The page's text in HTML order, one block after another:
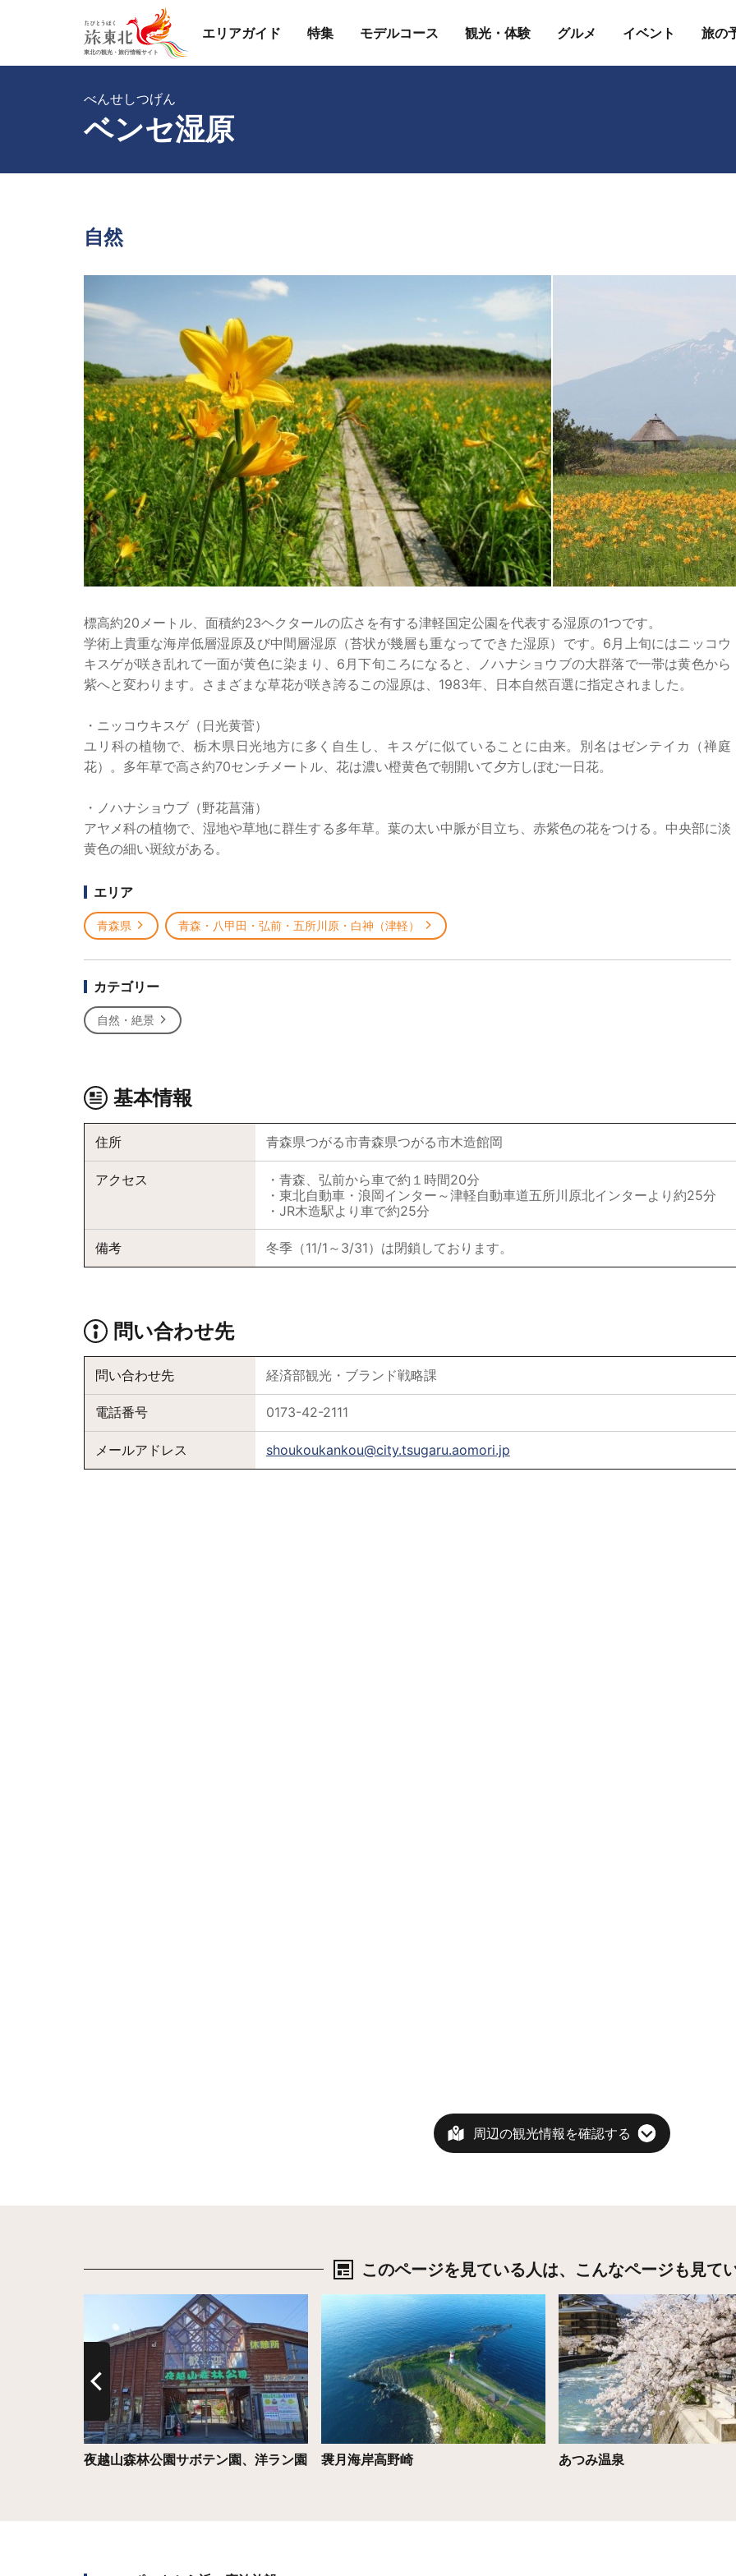
エリアガイド 特集 モデルコース 観光・体験 グルメ イベント 旅の
ベンセ湿原
べんせしつげん
自然
標高約20メートル、面積約23ヘクタールの広さを有する津軽国定公園を代表する湿原の1つです。
学術上貴重な海岸低層湿原及び中間層湿原（苔状が幾層も重なってできた湿原）です。6月上旬にはニッコウ
キスゲが咲き乱れて一面が黄色に染まり、6月下旬ころになると、ノハナショウブの大群落で一帯は黄色から
紫へと変わります。さまざまな草花が咲き誇るこの湿原は、1983年、日本自然百選に指定されました。
・ニッコウキスゲ（日光黄菅）
ユリ科の植物で、栃木県日光地方に多く自生し、キスゲに似ていることに由来。別名はゼンテイカ（禅庭
花）。多年草で高さ約70センチメートル、花は濃い橙黄色で朝開いて夕方しぼむ一日花。
・ノハナショウブ（野花菖蒲）
アヤメ科の植物で、湿地や草地に群生する多年草。葉の太い中脈が目立ち、赤紫色の花をつける。中央部に淡
黄色の細い斑紋がある。
エリア
青森県 青森・八甲田・弘前・五所川原・白神（津軽）
カテゴリー
自然・絶景
基本情報
住所 青森県つがる市青森県つがる市木造館岡
アクセス
・青森、弘前から車で約１時間20分
・東北自動車・浪岡インター～津軽自動車道五所川原北インターより約25分
・JR木造駅より車で約25分
備考 冬季（11/1～3/31）は閉鎖しております。
問い合わせ先
問い合わせ先 経済部観光・ブランド戦略課
電話番号 0173-42-2111
メールアドレス shoukoukankou@city.tsugaru.aomori.jp
周辺の観光情報を確認する
このページを見ている人は、 こんなページも見て
夜越山森林公園サボテン園、洋ラン園 袰月海岸高野崎
詳細はこちら
あつみ温泉
詳細はこちら